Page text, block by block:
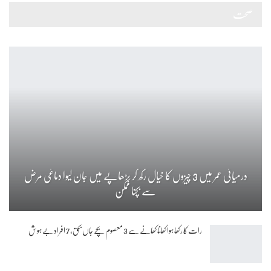
درمیانی عمر میں 3 چیزوں کا خیال رکھ کر بڑھاپے میں جان لیوا دماغی مرض
سے بچنا ممکن
رات کا رکھا ہوا کھانا کھانے سے 3 معصوم بچے جاں بحق، 7 افراد بے ہوش